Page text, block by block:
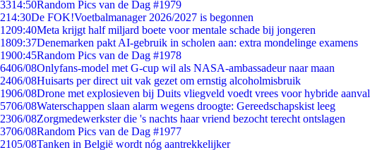
3314:50Random Pics van de Dag #1979
214:30De FOK!Voetbalmanager 2026/2027 is begonnen
1209:40Meta krijgt half miljard boete voor mentale schade bij jongeren
1809:37Denemarken pakt AI-gebruik in scholen aan: extra mondelinge examens
1900:45Random Pics van de Dag #1978
6406/08Onlyfans-model met G-cup wil als NASA-ambassadeur naar maan
2406/08Huisarts per direct uit vak gezet om ernstig alcoholmisbruik
1906/08Drone met explosieven bij Duits vliegveld voedt vrees voor hybride aanval
5706/08Waterschappen slaan alarm wegens droogte: Gereedschapskist leeg
2306/08Zorgmedewerkster die 's nachts haar vriend bezocht terecht ontslagen
3706/08Random Pics van de Dag #1977
2105/08Tanken in België wordt nóg aantrekkelijker